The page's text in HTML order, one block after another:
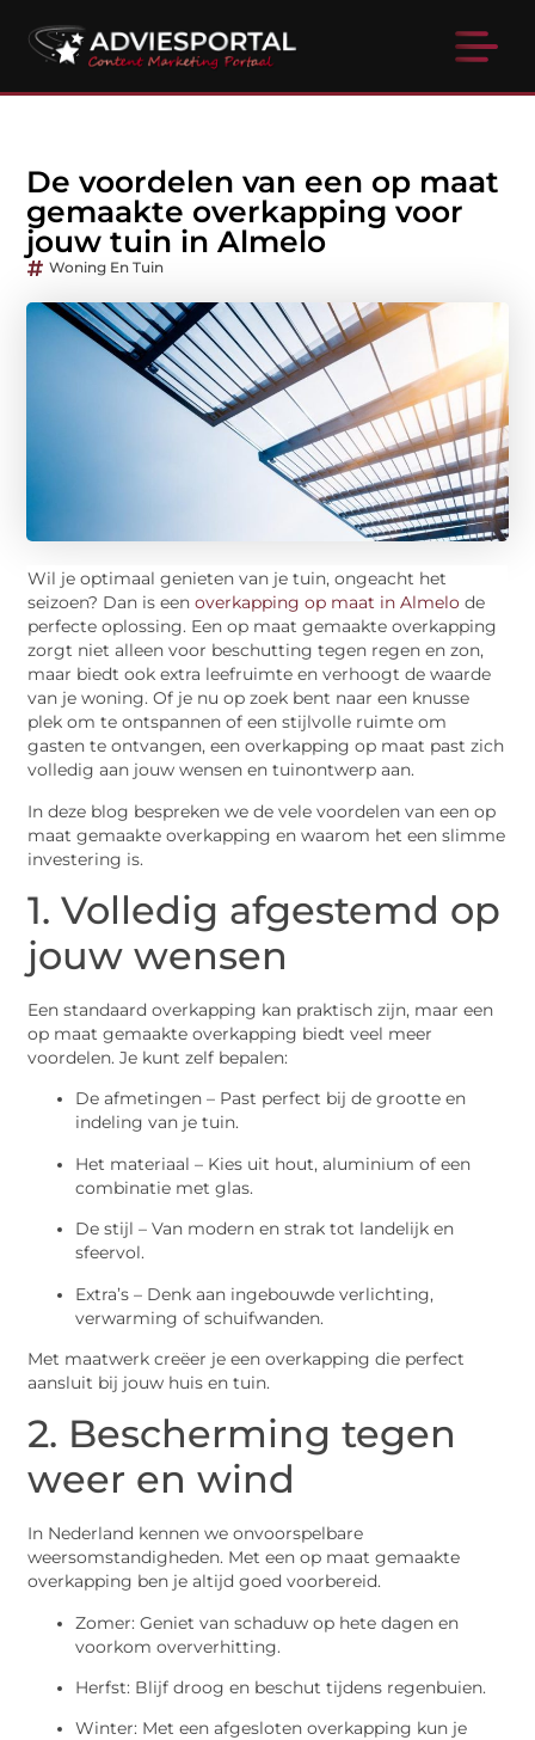
De voordelen van een op maat
gemaakte overkapping voor
jouw tuin in Almelo
Woning En Tuin
Wil je optimaal genieten van je tuin, ongeacht het
seizoen? Dan is eenoverkapping op maat in Almelo de
perfecte oplossing. Een op maat gemaakte overkapping
zorgt niet alleen voor beschutting tegen regen en zon,
maar biedt ook extra leefruimte en verhoogt de waarde
van je woning. Of je nu op zoek bent naar een knusse
plek om te ontspannen of een stijlvolle ruimte om
gasten te ontvangen, een overkapping op maat past zich
volledig aan jouw wensen en tuinontwerp aan.
In deze blog bespreken we de vele voordelen van een op
maat gemaakte overkapping en waarom het een slimme
investering is.
1. Volledig afgestemd op
jouw wensen
Een standaard overkapping kan praktisch zijn, maar een
op maat gemaakte overkapping biedt veel meer
voordelen. Je kunt zelf bepalen:
De afmetingen – Past perfect bij de grootte en
indeling van je tuin.
Het materiaal – Kies uit hout, aluminium of een
combinatie met glas.
De stijl – Van modern en strak tot landelijk en
sfeervol.
Extra’s – Denk aan ingebouwde verlichting,
verwarming of schuifwanden.
Met maatwerk creëer je een overkapping die perfect
aansluit bij jouw huis en tuin.
2. Bescherming tegen
weer en wind
In Nederland kennen we onvoorspelbare
weersomstandigheden. Met een op maat gemaakte
overkapping ben je altijd goed voorbereid.
Zomer: Geniet van schaduw op hete dagen en
voorkom oververhitting.
Herfst: Blijf droog en beschut tijdens regenbuien.
Winter: Met een afgesloten overkapping kun je